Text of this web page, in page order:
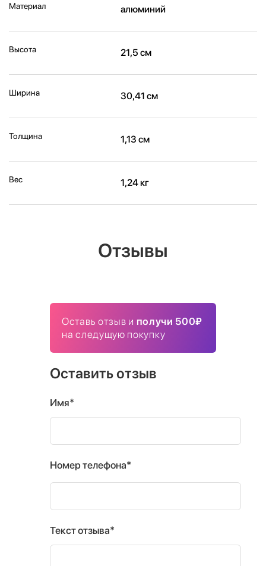
Материал алюминий
Высота 21,5 см
Ширина 30,41 см
Толщина 1,13 см
Вес 1,24 кг
Отзывы
Оставь отзыв и получи 500₽
на следущую покупку
Оставить отзыв
Имя*
Номер телефона*
Текст отзыва*